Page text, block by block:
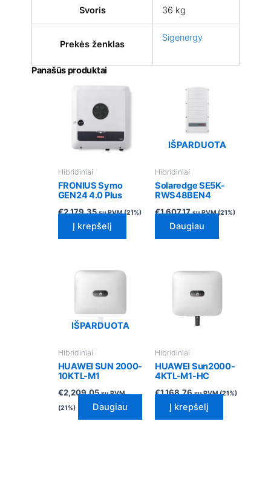
Svoris 36 kg
Prekės ženklas
Sigenergy
Panašūs produktai
Hibridiniai
FRONIUS Symo
GEN24 4.0 Plus
€2,179.35 su PVM (21%)
Į krepšelį
IŠPARDUOTA
Hibridiniai
Solaredge SE5K-
RWS48BEN4
€1,607.17 su PVM (21%)
Daugiau
IŠPARDUOTA
Hibridiniai
HUAWEI SUN 2000-
10KTL-M1
€2,209.05 su PVM
(21%)
Daugiau
Hibridiniai
HUAWEI Sun2000-
4KTL-M1-HC
€1,168.76 su PVM (21%)
Į krepšelį